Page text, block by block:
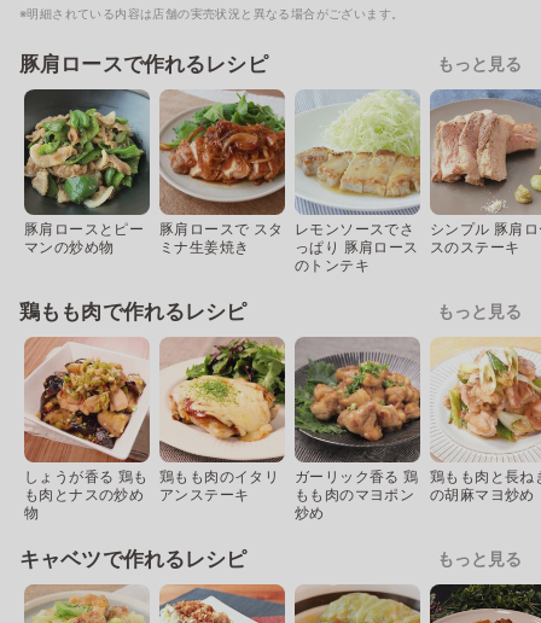
※明細されている内容は店舗の実売状況と異なる場合がございます。
豚肩ロースで作れるレシピ もっと見る
豚肩ロースとピー
マンの炒め物
豚肩ロースで スタ
ミナ生姜焼き
レモンソースでさ
っぱり 豚肩ロース
のトンテキ
シンプル 豚肩
スのステーキ
鶏もも肉で作れるレシピ もっと見る
しょうが香る 鶏も
も肉とナスの炒め
物
鶏もも肉のイタリ
アンステーキ
ガーリック香る 鶏
もも肉のマヨポン
炒め
鶏もも肉と長ね
の胡麻マヨ炒め
キャベツで作れるレシピ もっと見る